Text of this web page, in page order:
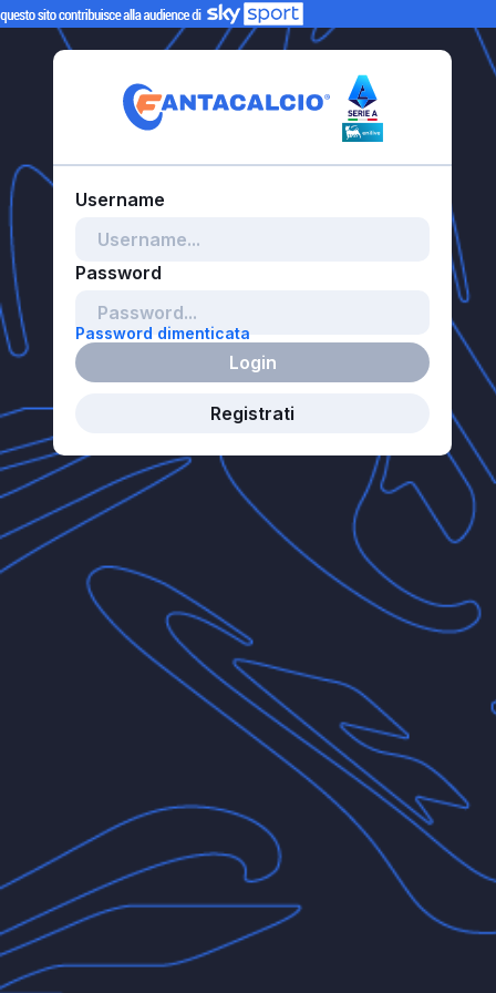
Password dimenticata
Login
Registrati